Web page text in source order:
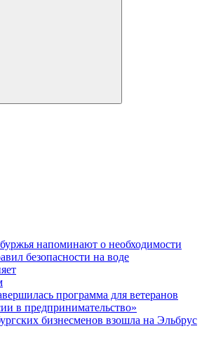
Поиск
напоминают о необходимости
безопасности на воде
программа для ветеранов
в предпринимательство»
бизнесменов взошла на Эльбрус